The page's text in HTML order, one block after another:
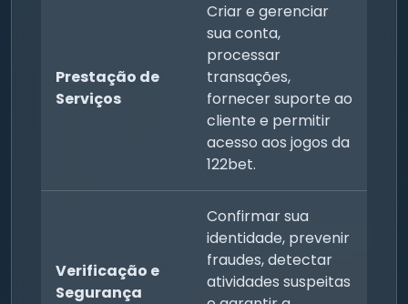
Prestação de
Serviços
Criar e gerenciar
sua conta,
processar
transações,
fornecer suporte ao
cliente e permitir
acesso aos jogos da
122bet.
Verificação e
Segurança
Confirmar sua
identidade, prevenir
fraudes, detectar
atividades suspeitas